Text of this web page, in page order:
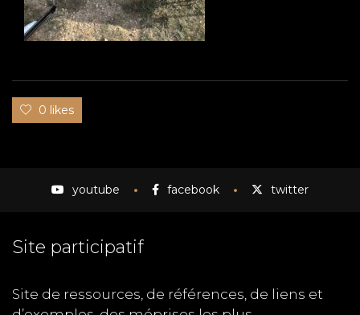
0 likes
youtube facebook twitter
Site participatif
Site de ressources, de références, de liens et